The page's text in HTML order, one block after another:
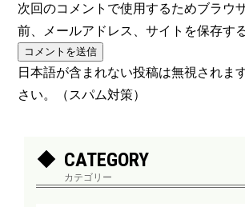
次回のコメントで使用するためブラウ
前、メールアドレス、サイトを保存する
日本語が含まれない投稿は無視されま
さい。（スパム対策）
CATEGORY
カテゴリー